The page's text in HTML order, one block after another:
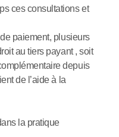
ces consultations et
paiement, plusieurs
au tiers payant , soit
depuis
de l’aide à la
la pratique